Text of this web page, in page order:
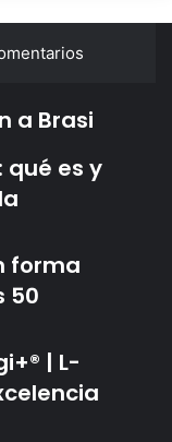
a Brasi
qué es y
forma
50
| L-